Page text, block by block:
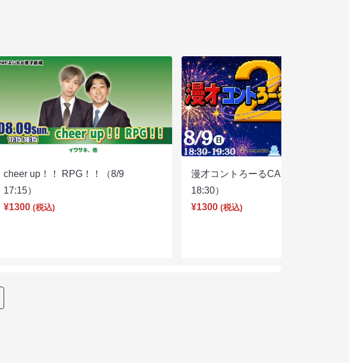
cheer up！！ RPG！！（8/9
17:15）
¥1300 (税込)
漫才コントろーるCAKE2（8/9
18:30）
¥1300 (税込)